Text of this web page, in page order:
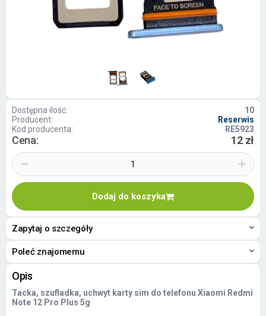
Dostępna ilość:
10
Producent:
Reserwis
Kod producenta:
RE5923
Cena: 12 zł
Dodaj do koszyka
Zapytaj o szczegóły
Poleć znajomemu
Opis
Tacka, szufladka, uchwyt karty sim do telefonu Xiaomi Redmi
Note 12 Pro Plus 5g